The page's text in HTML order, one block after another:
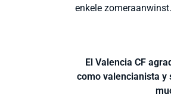
enkele zomeraanwinst.
El Valencia CF
como valencianista y